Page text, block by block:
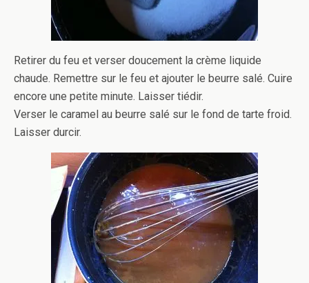
Retirer du feu et verser doucement la crème liquide
chaude. Remettre sur le feu et ajouter le beurre salé. Cuire
encore une petite minute. Laisser tiédir.
Verser le caramel au beurre salé sur le fond de tarte froid.
Laisser durcir.